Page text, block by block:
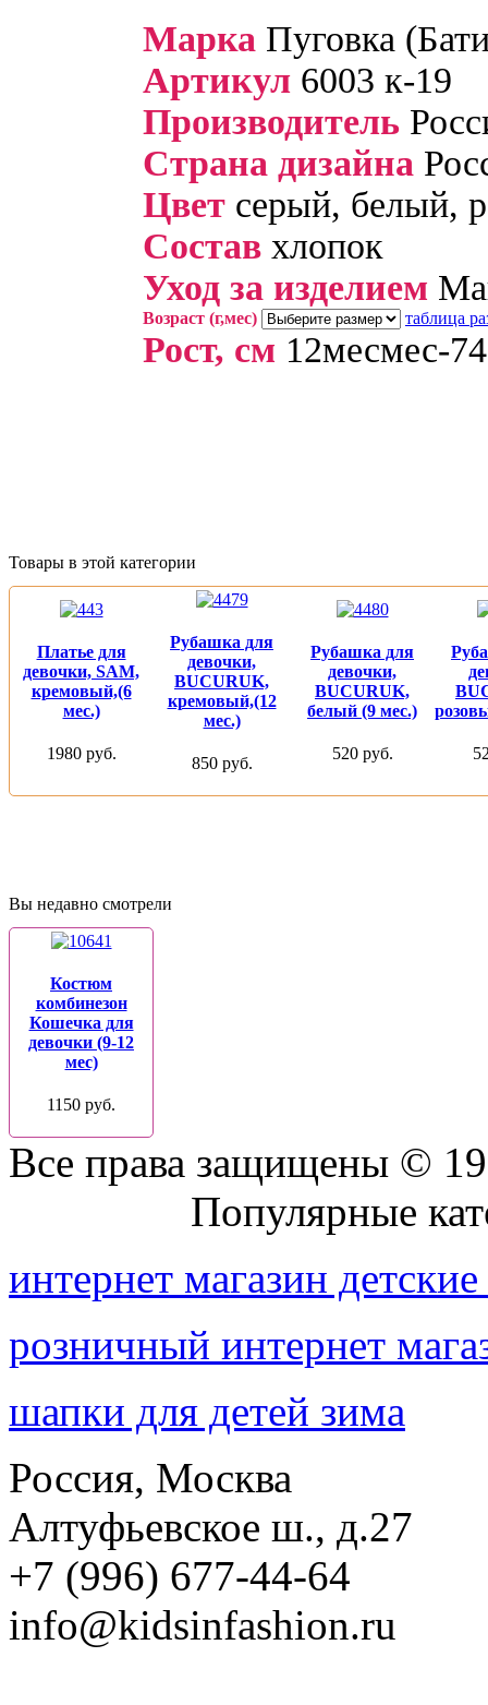
Марка Пуговка
Артикул 6003 к-19
Производитель
Страна дизайна
Цвет серый, белый,
Cостав хлопок
Уход за изделием
Возраст (г,мес) таблица
Рост, см 12месмес-
Товары в этой категории
Платье для
девочки, SAM,
кремовый,(6
мес.)
1980 руб.
Рубашка для
девочки,
BUCURUK,
кремовый,(12
мес.)
850 руб.
Рубашка для
девочки,
BUCURUK,
белый (9 мес.)
520 руб.
Вы недавно смотрели
Костюм
комбинезон
Кошечка для
девочки (9-12
мес)
1150 руб.
Все права защищены ©
Популярные
интернет магазин
розничный интернет
шапки для детей зима
Россия, Москва
Алтуфьевское ш., д.27
+7 (996) 677-44-64
info@kidsinfashion.ru